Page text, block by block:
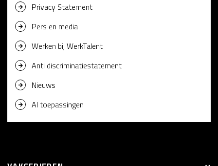
Privacy Statement
Pers en media
Werken bij WerkTalent
Anti discriminatiestatement
Nieuws
AI toepassingen